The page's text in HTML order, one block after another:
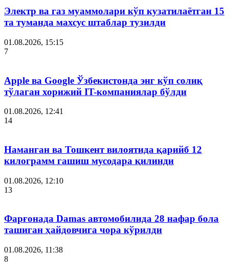
Электр ва газ муаммолари кўп кузатилаётган 15
та туманда махсус штаблар тузилди
01.08.2026, 15:15
7
Apple ва Google Ўзбекистонда энг кўп солиқ
тўлаган хорижий IT-компаниялар бўлди
01.08.2026, 12:41
14
Наманган ва Тошкент вилоятида қарийб 12
килограмм гашиш мусодара қилинди
01.08.2026, 12:10
13
Фарғонада Damas автомобилида 28 нафар бола
ташиган ҳайдовчига чора кўрилди
01.08.2026, 11:38
8